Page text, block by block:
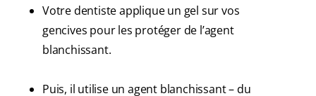
Votre dentiste applique un gel sur vos
gencives pour les protéger de l’agent
blanchissant.
Puis, il utilise un agent blanchissant – du